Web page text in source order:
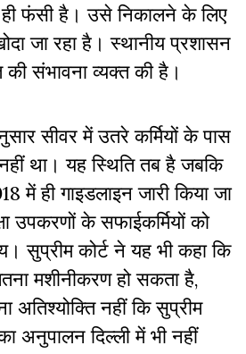
ही फंसी है। उसे निकालने के लिए
जा रहा है। स्थानीय प्रशासन
की संभावना व्यक्त की है।
सीवर में उतरे कर्मियों के पास
था। यह स्थिति तब है जबकि
में ही गाइडलाइन जारी किया जा
उपकरणों के सफाईकर्मियों को
सुप्रीम कोर्ट ने यह भी कहा कि
मशीनीकरण हो सकता है,
अतिश्योक्ति नहीं कि सुप्रीम
अनुपालन दिल्ली में भी नहीं